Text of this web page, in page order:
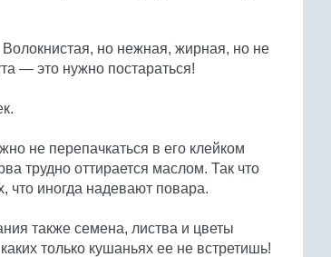
но нежная, жирная, но не
— это нужно постараться!
не перепачкаться в его клейком
трудно оттирается маслом. Так что
что иногда надевают повара.
также семена, листва и цветы
только кушаньях ее не встретишь!